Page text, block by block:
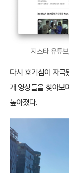
지스타 유튜
다시 호기심이 자극
개 영상들을 찾아보
높아졌다.